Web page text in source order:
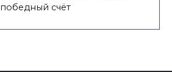
победный счёт